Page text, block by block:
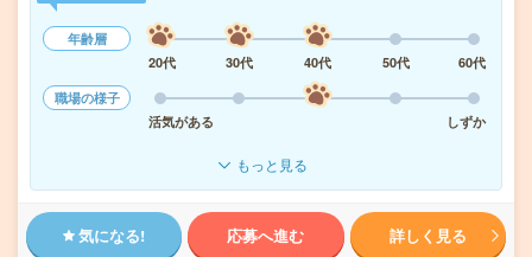
年齢層
20代
30代 40代 50代
60代
職場の様子
活気がある
しずか
もっと見る
気になる! 応募へ進む 詳しく見る